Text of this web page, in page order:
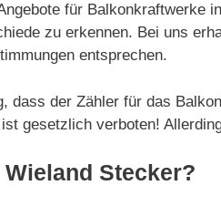
für
zu erkennen. Bei uns
entsprechen.
dass der Zähler für das
gesetzlich verboten!
Stecker?